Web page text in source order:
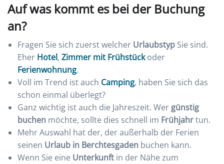
Auf was kommt es bei der Buchung
an?
Fragen Sie sich zuerst welcher Urlaubstyp Sie sind.
Eher Hotel, Zimmer mit Frühstückoder
Ferienwohnung.
Voll im Trend ist auch Camping, haben Sie sich das
schon einmal überlegt?
Ganz wichtig ist auch die Jahreszeit. Wer günstig
buchen möchte, sollte dies schnell im Frühjahrtun.
Mehr Auswahl hat der, der außerhalb der Ferien
seinen Urlaub in Berchtesgaden buchen kann.
Wenn Sie eine Unterkunft in der Nähe zum